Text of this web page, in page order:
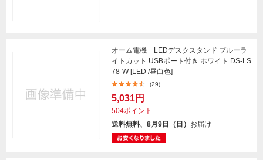
オーム電機 LEDデスクスタンド ブルーラ
イトカット USBポート付き ホワイト DS-LS
78-W [LED /昼白色]
(29)
5,031円
504ポイント
送料無料、8月9日（日） お届け